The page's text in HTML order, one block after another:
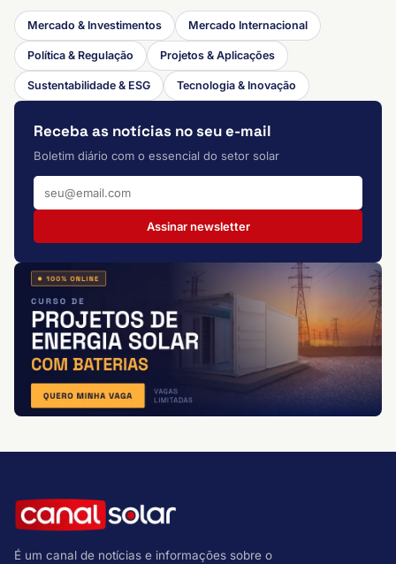
Mercado & Investimentos Mercado Internacional
Política & Regulação Projetos & Aplicações
Sustentabilidade & ESG Tecnologia & Inovação
Receba as notícias no seu e-mail
Boletim diário com o essencial do setor solar
Assinar newsletter
É um canal de notícias e informações sobre o